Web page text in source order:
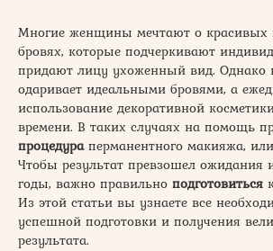
Многие женщины мечтают о красивых
бровях, которые подчеркивают
придают лицу ухоженный вид. Однако
одаривает идеальными бровями, а
использование декоративной
времени. В таких случаях на помощь
процедураперманентного макияжа, или
Чтобы результат превзошел ожидания
годы, важно правильно подготовиться
Из этой статьи вы узнаете все
успешной подготовки и получения
результата.